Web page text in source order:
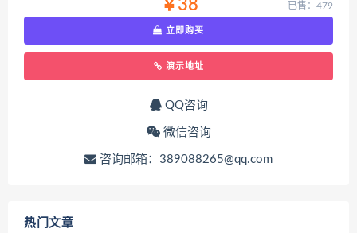
￥38 已售：479
立即购买
演示地址
QQ咨询
微信咨询
咨询邮箱：389088265@qq.com
热门文章